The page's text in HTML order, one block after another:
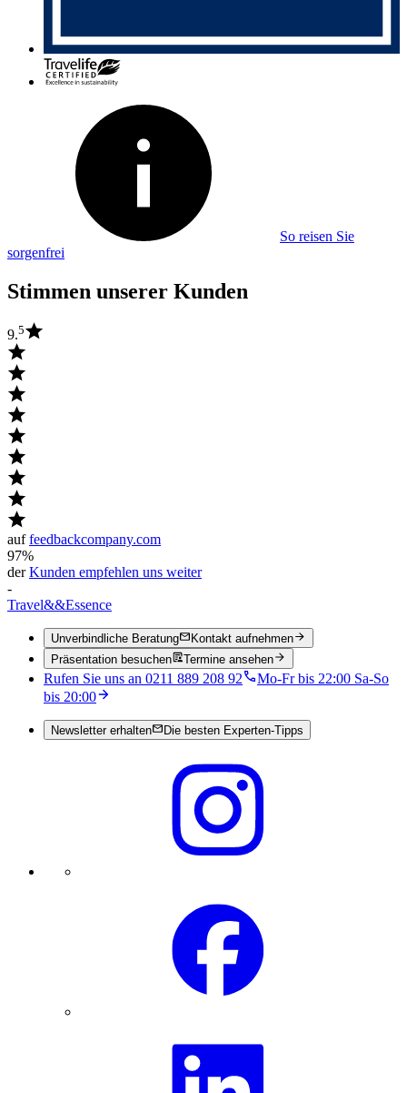
So reisen Sie
sorgenfrei
Stimmen unserer Kunden
9.5
auffeedbackcompany.com
97%
derKunden empfehlen uns weiter
-
Travel&&Essence
Unverbindliche Beratung
Kontakt aufnehmen
Präsentation besuchen
Termine ansehen
Rufen Sie uns an 0211 889 208 92
Mo-Fr bis 22:00 Sa-So
bis 20:00
Newsletter erhalten Die besten Experten-Tipps